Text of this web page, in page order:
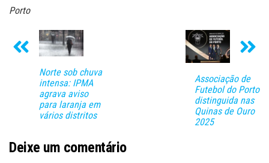
Porto
Norte sob chuva
intensa: IPMA
agrava aviso
para laranja em
vários distritos
Associação de
Futebol do Porto
distinguida nas
Quinas de Ouro
2025
Deixe um comentário